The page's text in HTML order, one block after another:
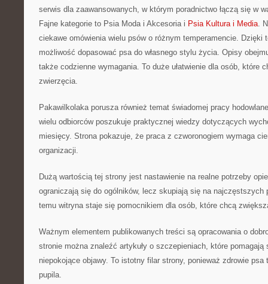
serwis dla zaawansowanych, w którym poradnictwo łączą się w
Fajne kategorie to Psia Moda i Akcesoria i Psia Kultura i Media.
ciekawe omówienia wielu psów o różnym temperamencie. Dzięki
możliwość dopasować psa do własnego stylu życia. Opisy
także codzienne wymagania. To duże ułatwienie dla osób, które
zwierzęcia.
Pakawilkolaka porusza również temat świadomej pracy
wielu odbiorców poszukuje praktycznej wiedzy dotyczących
miesięcy. Strona pokazuje, że praca z czworonogiem wymaga
organizacji.
Dużą wartością tej strony jest nastawienie na realne potrzeby
ograniczają się do ogólników, lecz skupiają się na najczęstszych
temu witryna staje się pomocnikiem dla osób, które chcą
Ważnym elementem publikowanych treści są opracowania o
stronie można znaleźć artykuły o szczepieniach, które pomagają
niepokojące objawy. To istotny filar strony, ponieważ zdrowie psa
pupila.